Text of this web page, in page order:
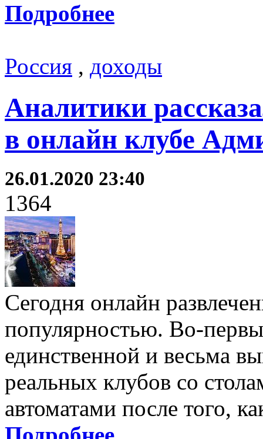
Подробнее
Россия , доходы
Аналитики
в онлайн клубе
26.01.2020 23:40
1364
Сегодня онлайн
популярностью. Во-
единственной и весьма
реальных клубов со
автоматами после того,